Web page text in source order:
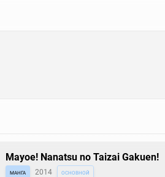
Mayoe! Nanatsu no Taizai Gakuen!
манга 2014 основной